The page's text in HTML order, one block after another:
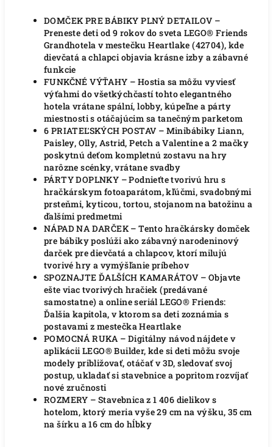
DOMČEK PRE BÁBIKY PLNÝ DETAILOV –
Preneste deti od 9 rokov do sveta LEGO® Friends
Grandhotela v mestečku Heartlake (42704), kde
dievčatá a chlapci objavia krásne izby a zábavné
funkcie
FUNKČNÉ VÝŤAHY – Hostia sa môžu vyviesť
výťahmi do všetkýchčastí tohto elegantného
hotela vrátane spální, lobby, kúpeľne a párty
miestnosti s otáčajúcim sa tanečným parketom
6 PRIATEĽSKÝCH POSTAV – Minibábiky Liann,
Paisley, Olly, Astrid, Petch a Valentine a 2 mačky
poskytnú deťom kompletnú zostavu na hry
narôzne scénky, vrátane svadby
PÁRTY DOPLNKY – Podnieťte tvorivú hru s
hračkárskym fotoaparátom, kľúčmi, svadobnými
prsteňmi, kyticou, tortou, stojanom na batožinu a
ďalšími predmetmi
NÁPAD NA DARČEK – Tento hračkársky domček
pre bábiky poslúži ako zábavný narodeninový
darček pre dievčatá a chlapcov, ktorí milujú
tvorivé hry a vymýšľanie príbehov
SPOZNAJTE ĎALŠÍCH KAMARÁTOV – Objavte
ešte viac tvorivých hračiek (predávané
samostatne) a online seriál LEGO® Friends:
Ďalšia kapitola, v ktorom sa deti zoznámia s
postavami z mestečka Heartlake
POMOCNÁ RUKA – Digitálny návod nájdete v
aplikácii LEGO® Builder, kde si deti môžu svoje
modely približovať, otáčať v 3D, sledovať svoj
postup, ukladať si stavebnice a popritom rozvíjať
nové zručnosti
ROZMERY – Stavebnica z 1 406 dielikov s
hotelom, ktorý meria vyše 29 cm na výšku, 35 cm
na šírku a 16 cm do hĺbky